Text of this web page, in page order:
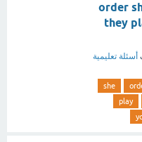
order
they
أسئلة تعليمية
she
play